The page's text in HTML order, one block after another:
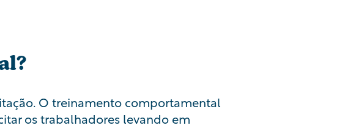
O treinamento comportamental
os trabalhadores levando em